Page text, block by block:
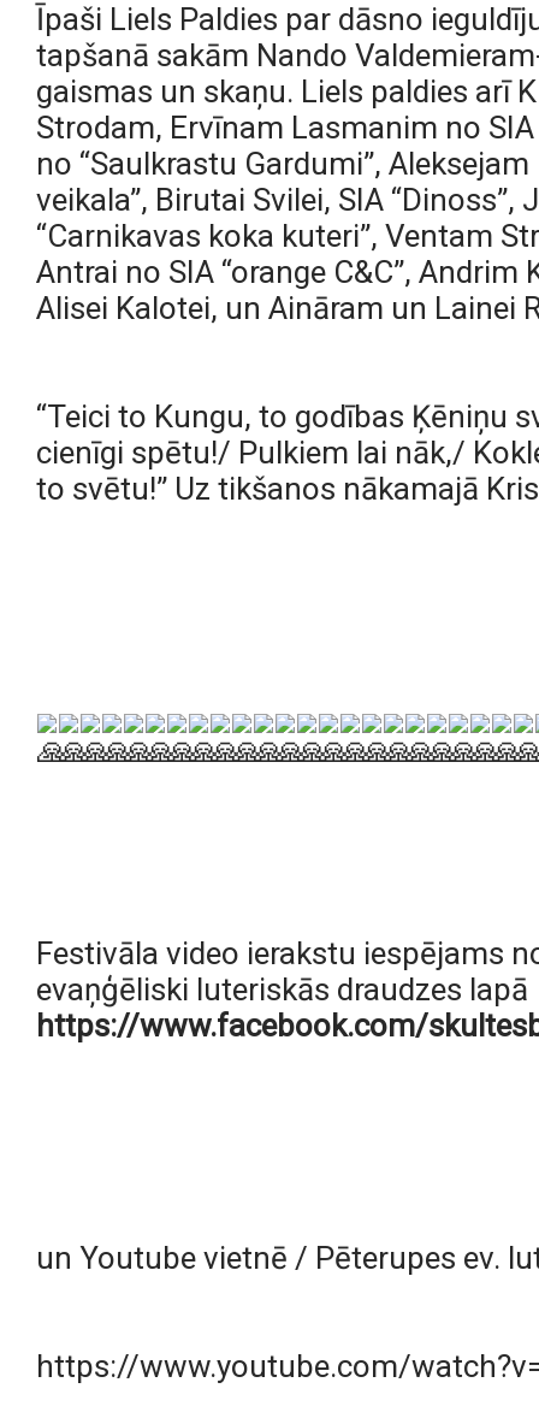
Īpaši Liels Paldies par dāsno
tapšanā sakām Nando
gaismas un skaņu. Liels paldies arī
Strodam, Ervīnam Lasmanim no
no “Saulkrastu Gardumi”,
veikala”, Birutai Svilei, SIA “Dinoss”,
“Carnikavas koka kuteri”, Ventam
Antrai no SIA “orange C&C”, Andrim
Alisei Kalotei, un Aināram un Lainei
“Teici to Kungu, to godības Ķēniņu
cienīgi spētu!/ Pulkiem lai nāk,/
to svētu!” Uz tikšanos nākamajā
Festivāla video ierakstu iespējams
https://www.facebook.com/
un Youtube vietnē / Pēterupes ev.
https://www.youtube.com/